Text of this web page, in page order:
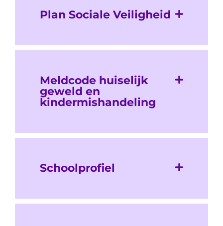
Plan Sociale Veiligheid
Meldcode huiselijk
geweld en
kindermishandeling
Schoolprofiel